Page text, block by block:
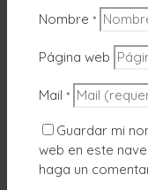
Nombre *
Página web
Mail *
Guardar mi
web en este
haga un